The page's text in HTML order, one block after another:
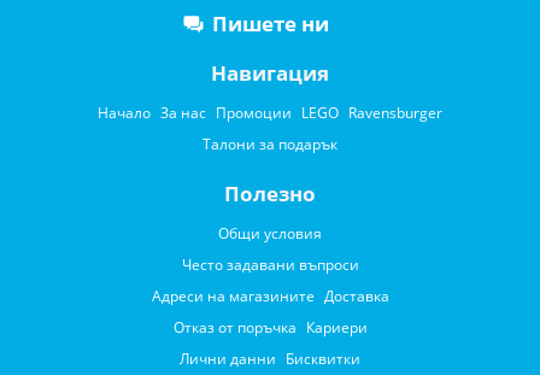
Пишете ни
Навигация
Начало За нас Промоции LEGO Ravensburger
Талони за подарък
Полезно
Общи условия
Често задавани въпроси
Адреси на магазините Доставка
Отказ от поръчка Кариери
Лични данни Бисквитки